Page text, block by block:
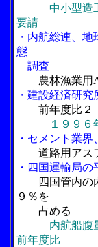
中小型造
要請
・内航総連、
態
調査
農林漁業用
・建設経済研
前年度比２
１９９６
・セメント業
道路用アス
・四国運輸局
四国管内の
９％を
占める
内航船腹
前年度比